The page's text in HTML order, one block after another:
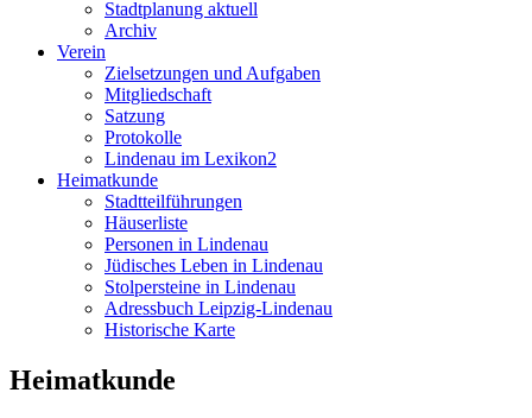
Stadtplanung aktuell
Archiv
Verein
Zielsetzungen und Aufgaben
Mitgliedschaft
Satzung
Protokolle
Lindenau im Lexikon2
Heimatkunde
Stadtteilführungen
Häuserliste
Personen in Lindenau
Jüdisches Leben in Lindenau
Stolpersteine in Lindenau
Adressbuch Leipzig-Lindenau
Historische Karte
Heimatkunde